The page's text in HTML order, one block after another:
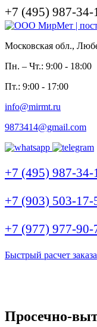
+7 (495) 987-34-
Московская обл.,
Пн. – Чт.: 9:00 - 18:00
Пт.: 9:00 - 17:00
info@mirmt.ru
9873414@gmail.com
+7 (495) 987-34-
+7 (903) 503-17-
+7 (977) 977-90-
Быстрый расчет заказа
Просечно-